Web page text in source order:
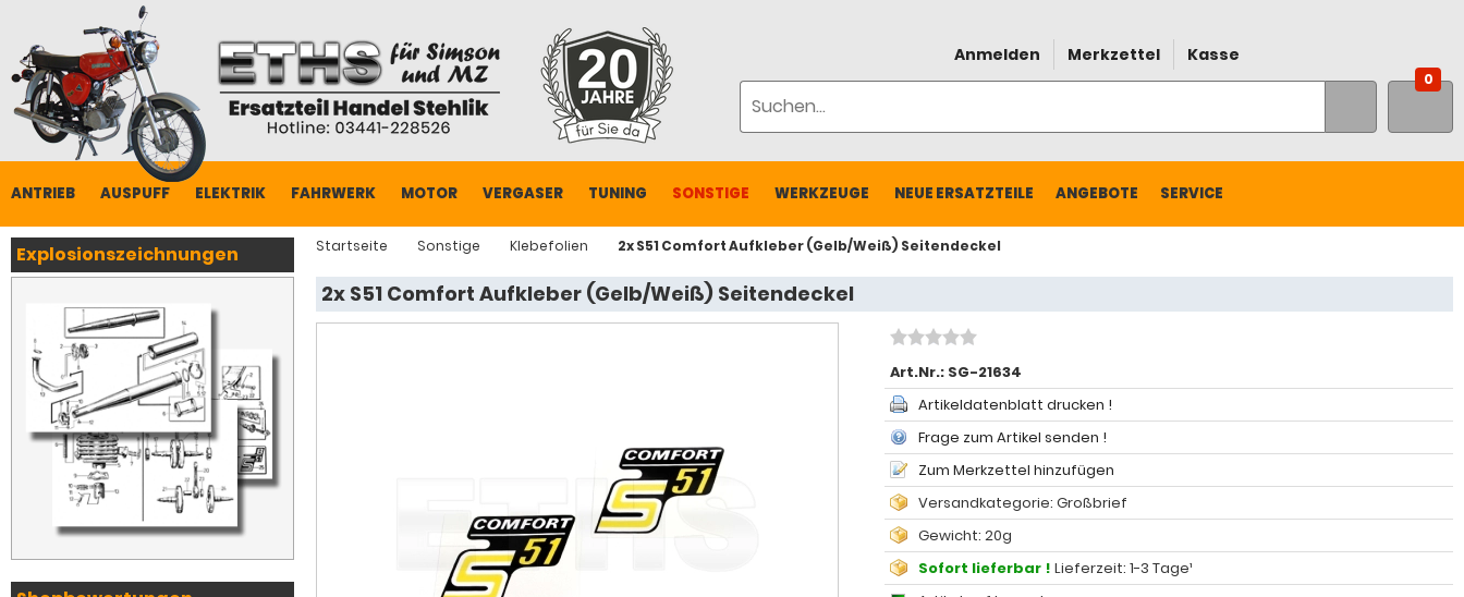
Anmelden Merkzettel Kasse
0
ANTRIEB AUSPUFF ELEKTRIK FAHRWERK MOTOR VERGASER TUNING SONSTIGE WERKZEUGE NEUE ERSATZTEILE ANGEBOTE SERVICE
Startseite Sonstige Klebefolien 2x S51 Comfort Aufkleber (Gelb/Weiß) Seitendeckel
2x S51 Comfort Aufkleber (Gelb/Weiß) Seitendeckel
Art.Nr.: SG-21634
Artikeldatenblatt drucken !
Frage zum Artikel senden !
Zum Merkzettel hinzufügen
Versandkategorie: Großbrief
Gewicht: 20g
Sofort lieferbar ! Lieferzeit: 1-3 Tage¹
Explosionszeichnungen